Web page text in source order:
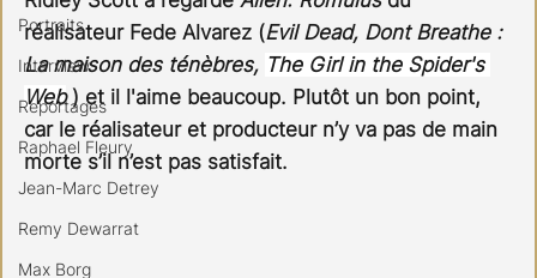
Portraits
Interview
Reportages
Raphael Fleury
Jean-Marc Detrey
Remy Dewarrat
Max Borg
réalisateur Fede Alvarez (Evil Dead, Dont Breathe :
La maison des ténèbres, The Girl in the Spider's
Web ) et il l'aime beaucoup. Plutôt un bon point,
car le réalisateur et producteur n’y va pas de main
morte s’il n’est pas satisfait.